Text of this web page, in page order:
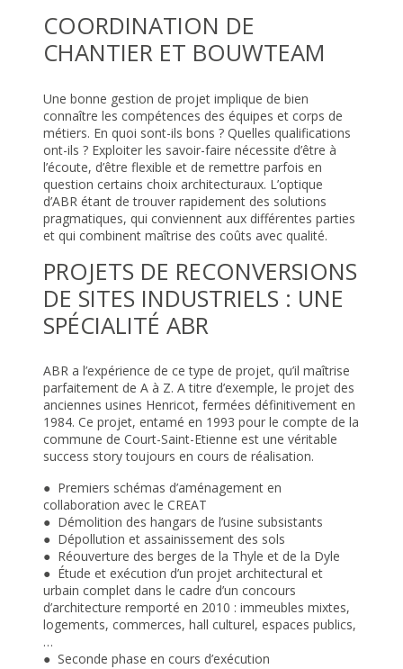
COORDINATION DE
CHANTIER ET BOUWTEAM
Une bonne gestion de projet implique de bien
connaître les compétences des équipes et corps de
métiers. En quoi sont-ils bons ? Quelles qualifications
ont-ils ? Exploiter les savoir-faire nécessite d’être à
l’écoute, d’être flexible et de remettre parfois en
question certains choix architecturaux. L’optique
d’ABR étant de trouver rapidement des solutions
pragmatiques, qui conviennent aux différentes parties
et qui combinent maîtrise des coûts avec qualité.
PROJETS DE RECONVERSIONS
DE SITES INDUSTRIELS : UNE
SPÉCIALITÉ ABR
ABR a l’expérience de ce type de projet, qu’il maîtrise
parfaitement de A à Z. A titre d’exemple, le projet des
anciennes usines Henricot, fermées définitivement en
1984. Ce projet, entamé en 1993 pour le compte de la
commune de Court-Saint-Etienne est une véritable
success story toujours en cours de réalisation.
● Premiers schémas d’aménagement en
collaboration avec le CREAT
● Démolition des hangars de l’usine subsistants
● Dépollution et assainissement des sols
● Réouverture des berges de la Thyle et de la Dyle
● Étude et exécution d’un projet architectural et
urbain complet dans le cadre d’un concours
d’architecture remporté en 2010 : immeubles mixtes,
logements, commerces, hall culturel, espaces publics,
…
● Seconde phase en cours d’exécution